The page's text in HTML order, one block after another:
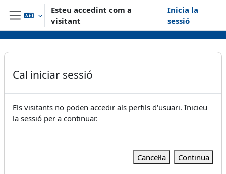
Ves al contingut principal
Panell lateral
Esteu accedint com a
visitant
Inicia la
sessió
Cal iniciar sessió
Els visitants no poden accedir als perfils d'usuari. Inicieu
la sessió per a continuar.
Cancel·la Continua